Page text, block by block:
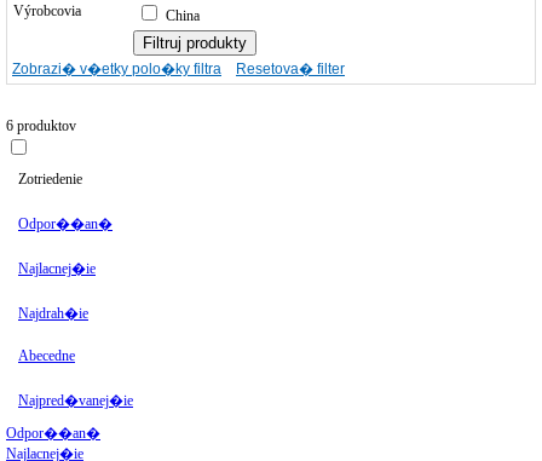
Výrobcovia
China
Zobrazi� v�etky polo�ky filtra Resetova� filter
6 produktov
Zotriedenie
Odpor��an�
Najlacnej�ie
Najdrah�ie
Abecedne
Najpred�vanej�ie
Odpor��an�
Najlacnej�ie